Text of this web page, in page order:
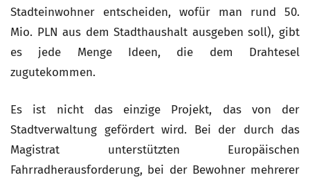
Stadteinwohner entscheiden, wofür man rund 50.
Mio. PLN aus dem Stadthaushalt ausgeben soll), gibt
es jede Menge Ideen, die dem Drahtesel
zugutekommen.
Es ist nicht das einzige Projekt, das von der
Stadtverwaltung gefördert wird. Bei der durch das
Magistrat unterstützten Europäischen
Fahrradherausforderung, bei der Bewohner mehrerer